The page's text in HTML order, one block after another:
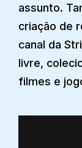
assunto.
criação de
canal da
livre,
filmes e